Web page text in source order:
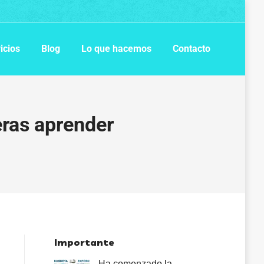
Blog Lo que hacemos Contacto
aprender
Importante